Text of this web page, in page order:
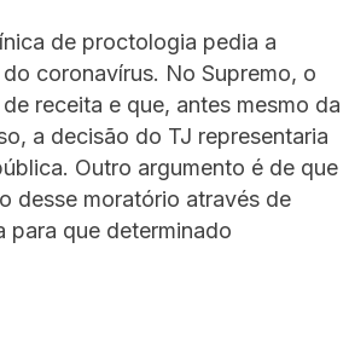
de proctologia pedia a
coronavírus. No Supremo, o
receita e que, antes mesmo da
a decisão do TJ representaria
Outro argumento é de que
desse moratório através de
para que determinado